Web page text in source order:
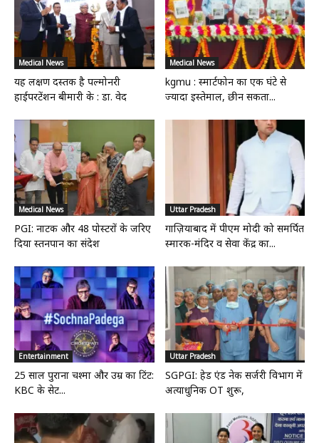
Medical News
यह लक्षण दस्तक है पल्मोनरी
हाईपरटेंशन बीमारी के : डा. वेद
Medical News
kgmu : स्मार्टफोन का एक घंटे से
ज्यादा इस्तेमाल, छीन सकता...
Medical News
PGI: नाटक और 48 पोस्टरों के जरिए
दिया स्तनपान का संदेश
Uttar Pradesh
गाज़ियाबाद में पीएम मोदी को समर्पित
स्मारक-मंदिर व सेवा केंद्र का...
Entertainment
25 साल पुराना चश्मा और उम्र का टिंट:
KBC के सेट...
Uttar Pradesh
SGPGI: हेड एंड नेक सर्जरी विभाग में
अत्याधुनिक OT शुरू,